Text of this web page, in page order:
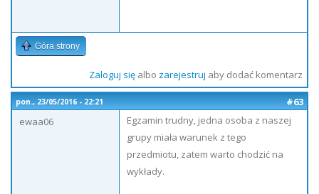
Góra strony
Zaloguj sięalbo zarejestruj aby dodać komentarz
pon., 23/05/2016 - 22:21
#63
ewaa06
Egzamin trudny, jedna osoba z naszej
grupy miała warunek z tego
przedmiotu, zatem warto chodzić na
wykłady.